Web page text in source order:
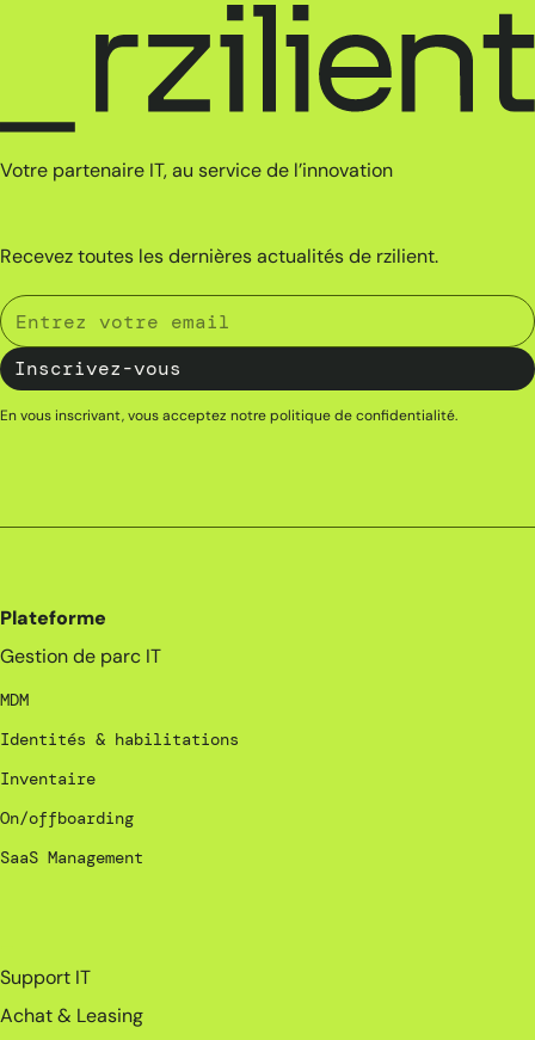
Votre partenaire IT, au service de l’innovation
Recevez toutes les dernières actualités de rzilient.
En vous inscrivant, vous acceptez notrepolitique de confidentialité.
Plateforme
Gestion de parc IT
MDM
Identités & habilitations
Inventaire
On/offboarding
SaaS Management
Support IT
Achat & Leasing